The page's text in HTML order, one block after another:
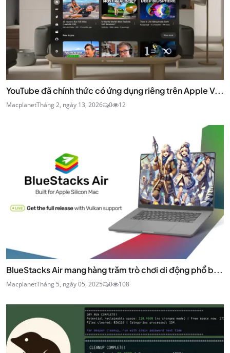
YouTube đã chính thức có ứng dụng riêng trên Apple V...
MacplanetTháng 2, ngày 13, 2026 0 12
BlueStacks Air mang hàng trăm trò chơi di động phổ b...
MacplanetTháng 5, ngày 05, 2025 0 108